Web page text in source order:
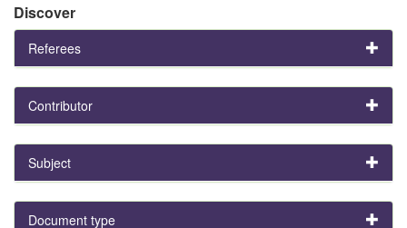
Discover
Referees
Contributor
Subject
Document type